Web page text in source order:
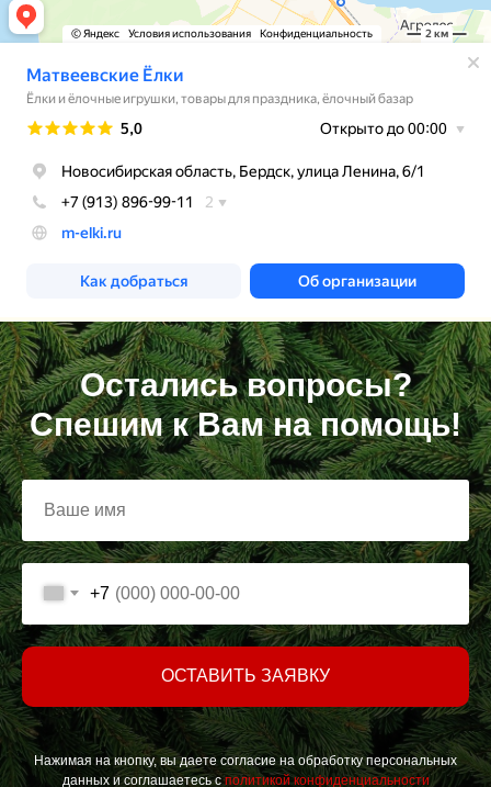
Остались вопросы?
Спешим к Вам на помощь!
+7
ОСТАВИТЬ ЗАЯВКУ
Нажимая на кнопку, вы даете согласие на обработку персональных
данных и соглашаетесь cполитикой конфиденциальности